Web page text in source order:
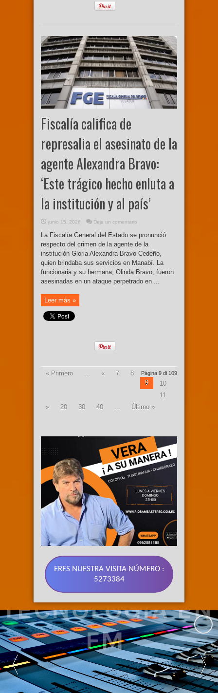
Fiscalía califica de
represalia el asesinato de la
agente Alexandra Bravo:
‘Este trágico hecho enluta a
la institución y al país’
junio 15, 2026 Deja un comentario
La Fiscalía General del Estado se pronunció
respecto del crimen de la agente de la
institución Gloria Alexandra Bravo Cedeño,
quien brindaba sus servicios en Manabí. La
funcionaria y su hermana, Olinda Bravo, fueron
asesinadas en un ataque perpetrado en ...
Leer más »
Página 9 di 109
« Primero ... « 7
8
9
10
11
»
20 30 40 ... Último »
ERES NUESTRA VISITA NÚMERO :
5273384
SOMOS
TECNOLOGIA EN